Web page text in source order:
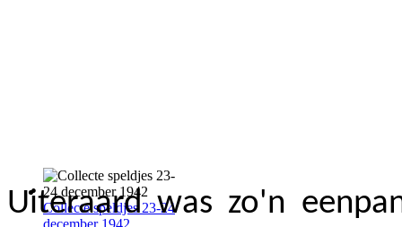
Collecte speldjes 23-24
Uiteraard was zo'n